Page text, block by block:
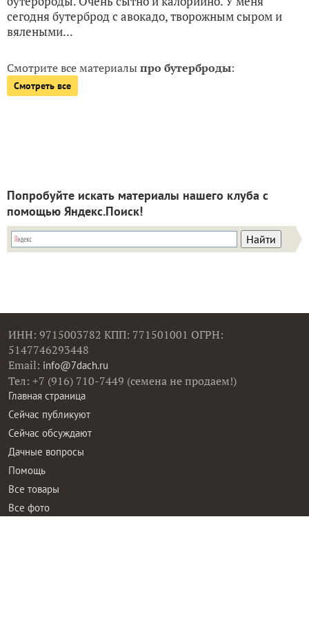
сегодня бутерброд с авокадо, творожным сыром и
вялеными...
Смотрите все материалыпро бутерброды:
Смотреть все
Попробуйте искать материалы нашего клуба с
помощью Яндекс.Поиск!
ИНН: 9715003782 КПП: 771501001 ОГРН:
5147746293448
Email: info@7dach.ru
Тел: +7 (916) 710-7449 (семена не продаем!)
Главная страница
Сейчас публикуют
Сейчас обсуждают
Дачные вопросы
Помощь
Все товары
Все фото